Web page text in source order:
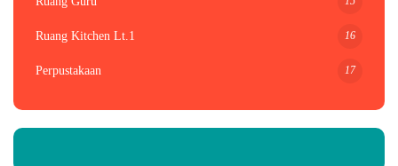
Ruang Kitchen Lt.1 16
Perpustakaan 17